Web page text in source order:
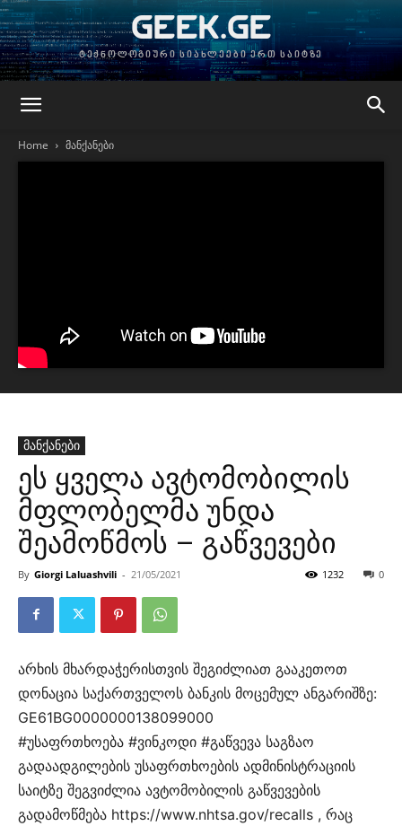
GEEK.GE
ტექნოლოგიური სიახლეები ერთ საიტზე
Home მანქანები
მანქანები
ეს ყველა ავტომობილის
მფლობელმა უნდა
შეამოწმოს – გაწვევები
By Giorgi Laluashvili - 21/05/2021 0
1232
არხის მხარდაჭერისთვის შეგიძლიათ გააკეთოთ
დონაცია საქართველოს ბანკის მოცემულ ანგარიშზე:
GE61BG0000000138099000
#უსაფრთხოება #ვინკოდი #გაწვევა საგზაო
გადაადგილების უსაფრთხოების ადმინისტრაციის
საიტზე შეგვიძლია ავტომობილის გაწვევების
გადამოწმება https://www.nhtsa.gov/recalls , რაც